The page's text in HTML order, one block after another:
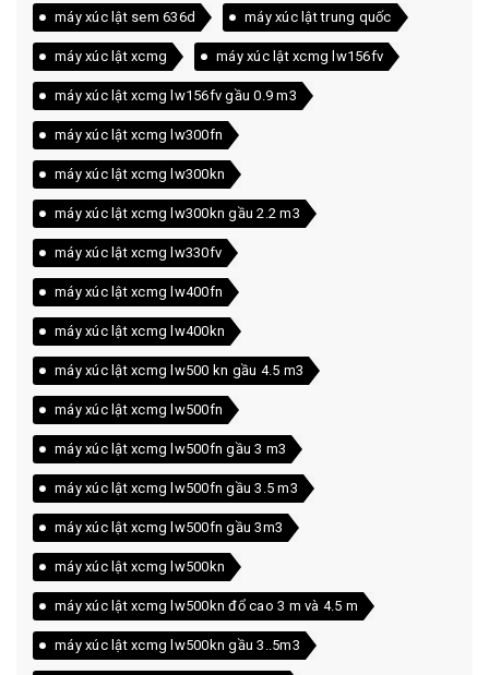
máy xúc lật sem 636d máy xúc lật trung quốc
máy xúc lật xcmg máy xúc lật xcmg lw156fv
máy xúc lật xcmg lw156fv gầu 0.9 m3
máy xúc lật xcmg lw300fn
máy xúc lật xcmg lw300kn
máy xúc lật xcmg lw300kn gầu 2.2 m3
máy xúc lật xcmg lw330fv
máy xúc lật xcmg lw400fn
máy xúc lật xcmg lw400kn
máy xúc lật xcmg lw500 kn gầu 4.5 m3
máy xúc lật xcmg lw500fn
máy xúc lật xcmg lw500fn gầu 3 m3
máy xúc lật xcmg lw500fn gầu 3.5 m3
máy xúc lật xcmg lw500fn gầu 3m3
máy xúc lật xcmg lw500kn
máy xúc lật xcmg lw500kn đổ cao 3 m và 4.5 m
máy xúc lật xcmg lw500kn gầu 3..5m3